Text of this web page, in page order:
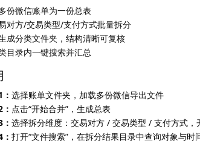
份微信账单为一份总表
对方/交易类型/支付方式批量拆分
成分类文件夹，结构清晰可复核
目录内一键搜索并汇总
选择账单文件夹，加载多份微信导出文件
点击“开始合并”，生成总表
选择拆分维度：交易对方 / 交易类型 / 支付方式，
打开“文件搜索”，在拆分结果目录中查询对象与时